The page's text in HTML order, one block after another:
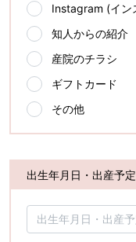
Instagram (イン
知人からの紹介
産院のチラシ
ギフトカード
その他
出生年月日・出産予
出生年月日・出産予